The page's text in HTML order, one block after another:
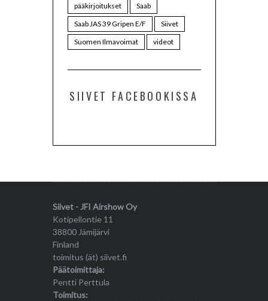
pääkirjoitukset
Saab
Saab JAS 39 Gripen E/F
Siivet
Suomen Ilmavoimat
videot
SIIVET FACEBOOKISSA
Siivet - JFI Airshow Oy
Kotipellontie 11
38800 Jämijärvi
Finland
toimitus (ät) siivet.fi
Päätoimittaja:
Pentti Perttula
Toimitus: